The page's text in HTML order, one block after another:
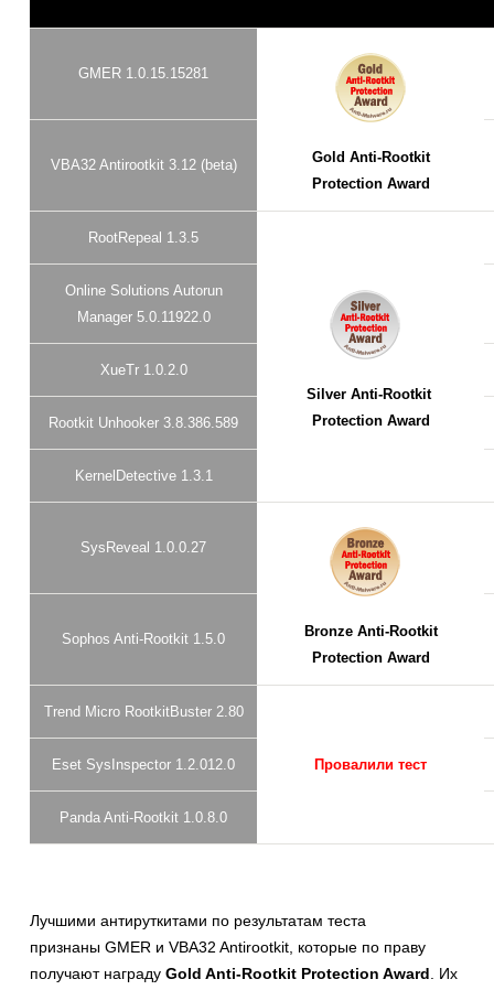
GMER 1.0.15.15281
Gold Anti-Rootkit
Protection Award
VBA32 Antirootkit 3.12 (beta)
RootRepeal 1.3.5
Silver Anti-Rootkit
Protection Award
Online Solutions Autorun
Manager 5.0.11922.0
XueTr 1.0.2.0
Rootkit Unhooker 3.8.386.589
KernelDetective 1.3.1
SysReveal 1.0.0.27
Bronze Anti-Rootkit
Protection Award
Sophos Anti-Rootkit 1.5.0
Trend Micro RootkitBuster 2.80
Провалили тест
Eset SysInspector 1.2.012.0
Panda Anti-Rootkit 1.0.8.0
Лучшими антируткитами по результатам теста
признаны GMER и VBA32 Antirootkit, которые по праву
получают награду Gold Anti-Rootkit Protection Award. Их